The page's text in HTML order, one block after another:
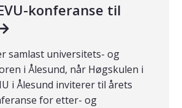
konferanse til
samlast universitets- og
i Ålesund, når Høgskulen i
i Ålesund inviterer til årets
for etter- og